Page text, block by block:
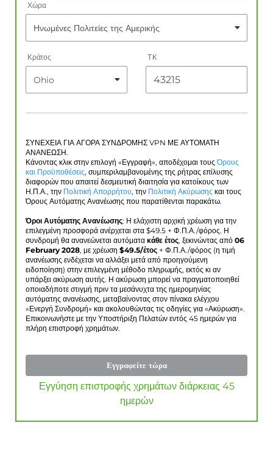
Χώρα
Κράτος ΤΚ
ΣΥΝΕΧΕΙΑ ΓΙΑ ΑΓΟΡΑ ΣΥΝΔΡΟΜΗΣ VPN ΜΕ ΑΥΤΟΜΑΤΗ
ΑΝΑΝΕΩΣΗ.
Κάνοντας κλικ στην επιλογή «Εγγραφή», αποδέχομαι τουςΌρους
και Προϋποθέσεις, συμπεριλαμβανομένης της ρήτρας επίλυσης
διαφορών που απαιτεί δεσμευτική διαιτησία για κατοίκους των
Η.Π.Α., την Πολιτική Απορρήτου, την Πολιτική Ακύρωσης και τους
Όρους Αυτόματης Ανανέωσης που παρατίθενται παρακάτω.
Όροι Αυτόματης Ανανέωσης: Η ελάχιστη αρχική χρέωση για την
επιλεγμένη προσφορά ανέρχεται στα $49.5 + Φ.Π.Α./φόρος. Η
συνδρομή θα ανανεώνεται αυτόματα κάθε έτος, ξεκινώντας από 06
February 2028, με χρέωση $49.5/έτος + Φ.Π.Α./φόρος (η τιμή
ανανέωσης ενδέχεται να αλλάξει μετά από προηγούμενη
ειδοποίηση) στην επιλεγμένη μέθοδο πληρωμής, εκτός κι αν
υπάρξει ακύρωση αυτής. Η ακύρωση μπορεί να πραγματοποιηθεί
οποιαδήποτε στιγμή πριν τα μεσάνυχτα της ημερομηνίας
αυτόματης ανανέωσης, μεταβαίνοντας στον πίνακα ελέγχου
«Ενεργή Συνδρομή» και ακολουθώντας τις οδηγίες για «Ακύρωση».
Επικοινωνήστε με την Υποστήριξη Πελατών εντός 45 ημερών για
πλήρη επιστροφή χρημάτων.
Εγγραφείτε τώρα
Εγγύηση επιστροφής χρημάτων διάρκειας 45
ημερών